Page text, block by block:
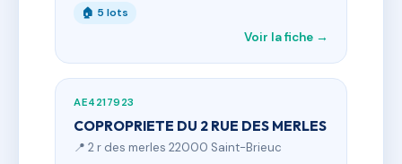
🏠 5 lots
Voir la fiche →
AE4217923
COPROPRIETE DU 2 RUE DES MERLES
📍 2 r des merles 22000 Saint-Brieuc